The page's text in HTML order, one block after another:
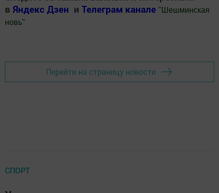
в Яндекс Дзен и Телеграм канале " Шешминская
новь"
Перейти на страницу новости
СПОРТ